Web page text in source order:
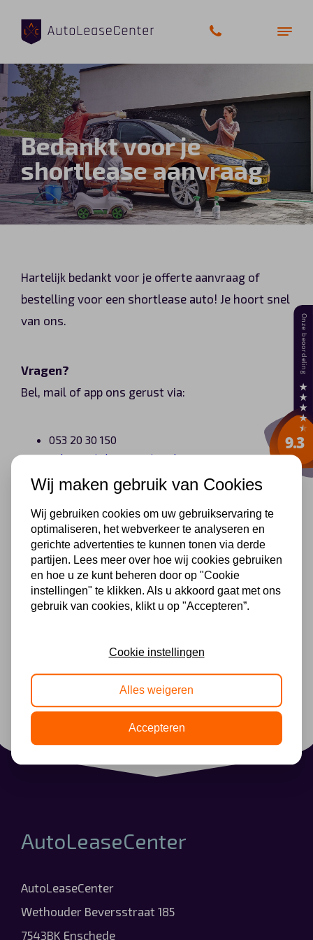
Bedankt voor je
shortlease aanvraag
Hartelijk bedankt voor je offerte aanvraag of
bestelling voor een shortlease auto! Je hoort snel
van ons.
Vragen?
Bel, mail of app ons gerust via:
053 20 30 150
sales@autoleasecenter.nl
AutoLeaseCenter
AutoLeaseCenter
Wethouder Beversstraat 185
7543BK Enschede
Zakelijke auto’s
Bedrijfswagens
Elektrische auto’s
Wagenparkbeheer
Shortlease
Vragen?
Over ons
Wij maken gebruik van Cookies
Wij gebruiken cookies om uw gebruikservaring te
optimaliseren, het webverkeer te analyseren en
gerichte advertenties te kunnen tonen via derde
partijen. Lees meer over hoe wij cookies gebruiken
en hoe u ze kunt beheren door op "Cookie
instellingen" te klikken. Als u akkoord gaat met ons
gebruik van cookies, klikt u op "Accepteren”.
Cookie instellingen
Alles weigeren
Accepteren